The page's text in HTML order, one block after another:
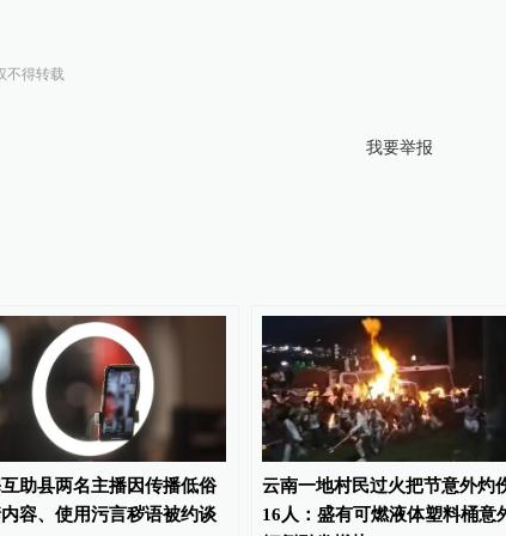
不得转载
我要举报
助县两名主播因传播低俗
容、使用污言秽语被约谈
云南一地村民过火把节意外灼
16人：盛有可燃液体塑料桶意